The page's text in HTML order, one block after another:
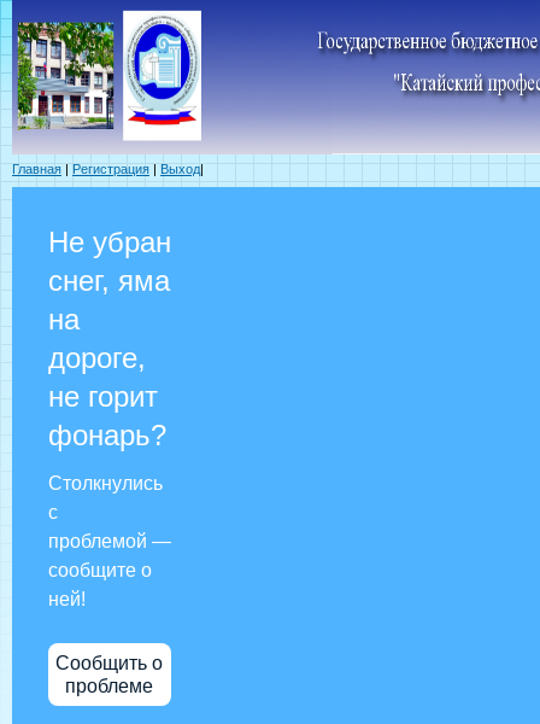
Главная | Регистрация | Выход|
Не убран
снег, яма
на
дороге,
не горит
фонарь?
Столкнулись
с
проблемой —
сообщите о
ней!
Сообщить о
проблеме